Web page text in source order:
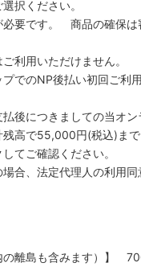
択ください。
必要です。 商品の確保は
利用いただけません。
プでのNP後払い初回ご利
後につきましての当オ
残高で55,000円(税込)ま
てご確認ください。
合、法定代理人の利用
の離島も含みます）】